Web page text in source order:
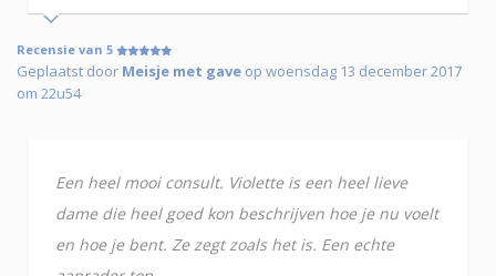
Recensie van 5
Geplaatst door Meisje met gave op woensdag 13 december 2017
om 22u54
Een heel mooi consult. Violette is een heel lieve
dame die heel goed kon beschrijven hoe je nu voelt
en hoe je bent. Ze zegt zoals het is. Een echte